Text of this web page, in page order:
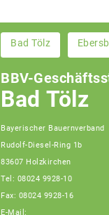
Bad Tölz
BBV-
Bad Tölz
Bayerischer Bauernverband
Rudolf-Diesel-Ring 1b
83607 Holzkirchen
Tel: 08024 9928-10
Fax: 08024 9928-16
E-Mail: